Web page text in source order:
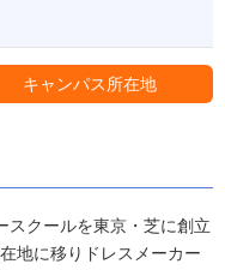
キャンパス所在地
スクールを東京・芝に創立
地に移りドレスメーカー